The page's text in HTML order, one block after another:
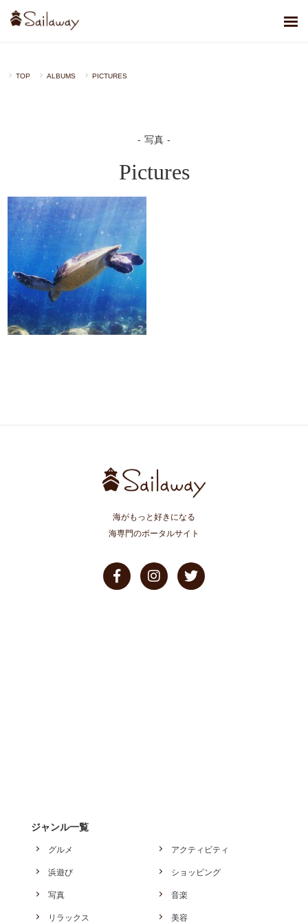
TOP ALBUMS PICTURES
写真
Pictures
海がもっと好きになる
海専門のポータルサイト
ジャンル一覧
グルメ アクティビティ
浜遊び ショッピング
写真 音楽
リラックス 美容